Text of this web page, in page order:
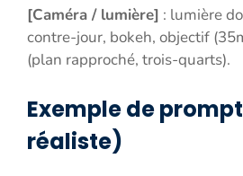
[Caméra / lumière] : lumière
contre-jour, bokeh, objectif
(plan rapproché, trois-quarts).
Exemple de
réaliste)